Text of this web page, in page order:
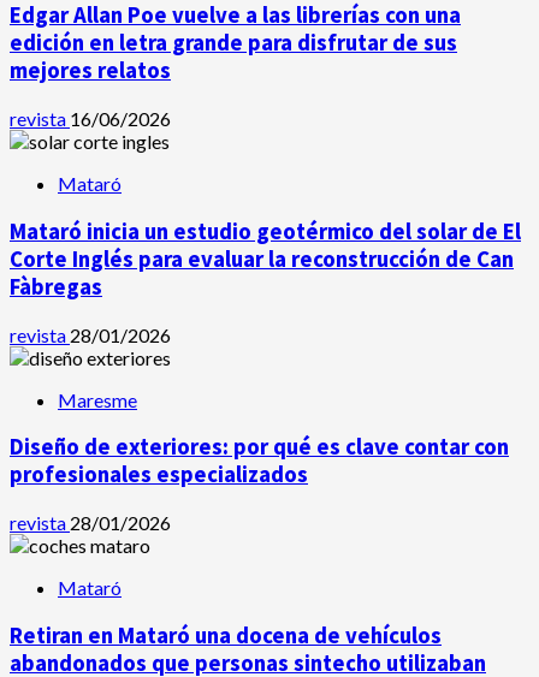
Edgar Allan Poe vuelve a las librerías con una
edición en letra grande para disfrutar de sus
mejores relatos
revista 16/06/2026
Mataró
Mataró inicia un estudio geotérmico del solar de El
Corte Inglés para evaluar la reconstrucción de Can
Fàbregas
revista 28/01/2026
Maresme
Diseño de exteriores: por qué es clave contar con
profesionales especializados
revista 28/01/2026
Mataró
Retiran en Mataró una docena de vehículos
abandonados que personas sintecho utilizaban